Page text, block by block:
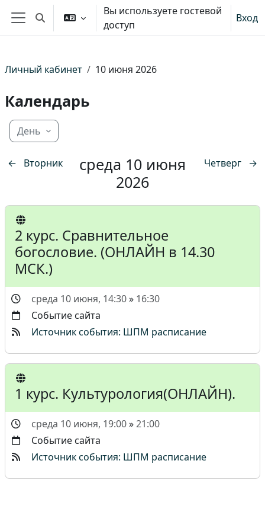
Перейти к основному содержанию
Боковая панель
Изменить данные поисковой строки
Вы используете гостевой
доступ
Вход
Личный кабинет 10 июня 2026
Календарь
День
← Вторник
среда 10 июня
2026
Четверг →
2 курс. Сравнительное
богословие. (ОНЛАЙН в 14.30
МСК.)
среда 10 июня, 14:30» 16:30
Событие сайта
Источник события: ШПМ расписание
1 курс. Культурология(ОНЛАЙН).
среда 10 июня, 19:00»21:00
Событие сайта
Источник события: ШПМ расписание